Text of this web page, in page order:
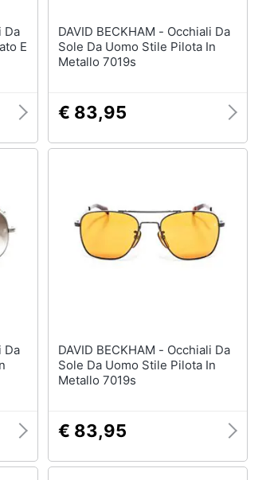
E
DAVID BECKHAM - Occhiali Da
Sole Da Uomo Stile Pilota In
Metallo 7019s
€ 83,95
DAVID BECKHAM - Occhiali Da
Sole Da Uomo Stile Pilota In
Metallo 7019s
€ 83,95